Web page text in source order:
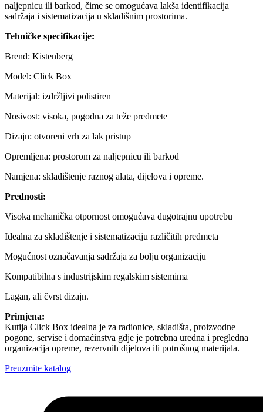
naljepnicu ili barkod, čime se omogućava lakša identifikacija
sadržaja i sistematizacija u skladišnim prostorima.
Tehničke specifikacije:
Brend: Kistenberg
Model: Click Box
Materijal: izdržljivi polistiren
Nosivost: visoka, pogodna za teže predmete
Dizajn: otvoreni vrh za lak pristup
Opremljena: prostorom za naljepnicu ili barkod
Namjena: skladištenje raznog alata, dijelova i opreme.
Prednosti:
Visoka mehanička otpornost omogućava dugotrajnu upotrebu
Idealna za skladištenje i sistematizaciju različitih predmeta
Mogućnost označavanja sadržaja za bolju organizaciju
Kompatibilna s industrijskim regalskim sistemima
Lagan, ali čvrst dizajn.
Primjena:
Kutija Click Box idealna je za radionice, skladišta, proizvodne
pogone, servise i domaćinstva gdje je potrebna uredna i pregledna
organizacija opreme, rezervnih dijelova ili potrošnog materijala.
Preuzmite katalog